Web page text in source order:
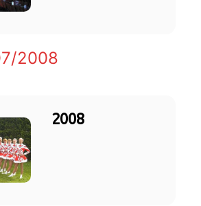
2008
2008